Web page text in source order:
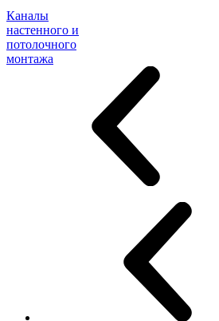
Каналы
настенного и
потолочного
монтажа